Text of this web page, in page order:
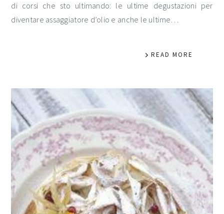
di corsi che sto ultimando: le ultime degustazioni per
diventare assaggiatore d’olio e anche le ultime…
READ MORE